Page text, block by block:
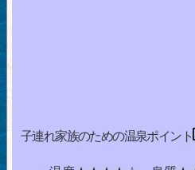
子連れ家族のための温泉ポイント